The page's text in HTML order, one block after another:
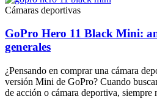
Cámaras deportivas
GoPro Hero 11 Black Mini:
generales
¿Pensando en comprar una cámara
versión Mini de GoPro? Cuando
de acción o cámara deportiva, siempre